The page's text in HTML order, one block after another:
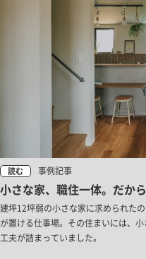
読む 事例記事
小さな家、職住一体。だか
建坪12坪弱の小さな家に求められた
が置ける仕事場。その住まいには、
工夫が詰まっていました。